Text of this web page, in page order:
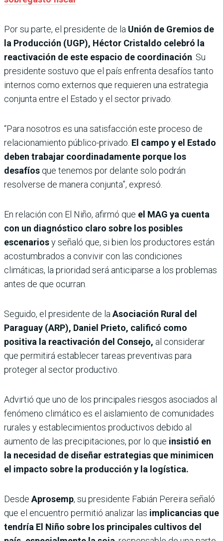
Por su parte, el presidente de la Unión de Gremios de
la Producción (UGP), Héctor Cristaldo celebró la
reactivación de este espacio de coordinación . Su
presidente sostuvo que el país enfrenta desafíos tanto
internos como externos que requieren una estrategia
conjunta entre el Estado y el sector privado.
“Para nosotros es una satisfacción este proceso de
relacionamiento público-privado. El campo y el Estado
deben trabajar coordinadamente porque los
desafíos que tenemos por delante solo podrán
resolverse de manera conjunta”, expresó.
En relación con El Niño, afirmó que el MAG ya cuenta
con un diagnóstico claro sobre los posibles
escenariosy señaló que, si bien los productores están
acostumbrados a convivir con las condiciones
climáticas, la prioridad será anticiparse a los problemas
antes de que ocurran.
Seguido, el presidente de la Asociación Rural del
Paraguay (ARP), Daniel Prieto, calificó como
positiva la reactivación del Consejo, al considerar
que permitirá establecer tareas preventivas para
proteger al sector productivo.
Advirtió que uno de los principales riesgos asociados al
fenómeno climático es el aislamiento de comunidades
rurales y establecimientos productivos debido al
aumento de las precipitaciones, por lo que insistió en
la necesidad de diseñar estrategias que minimicen
el impacto sobre la producción y la logística.
Desde Aprosemp, su presidente Fabián Pereira señaló
que el encuentro permitió analizar las implicancias que
tendría El Niño sobre los principales cultivos del